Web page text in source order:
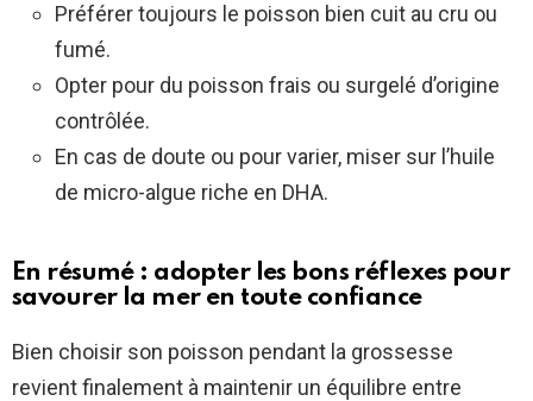
Préférer toujours le poisson bien cuit au cru ou
fumé.
Opter pour du poisson frais ou surgelé d’origine
contrôlée.
En cas de doute ou pour varier, miser sur l’huile
de micro-algue riche en DHA.
En résumé : adopter les bons réflexes pour
savourer la mer en toute confiance
Bien choisir son poisson pendant la grossesse
revient finalement à maintenir un équilibre entre